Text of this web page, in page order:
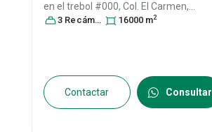
en el trebol #000, Col. El Carmen,
Irapuato, Guanajuato, México
3 Recámara s 16000 m2
Contactar Consultar